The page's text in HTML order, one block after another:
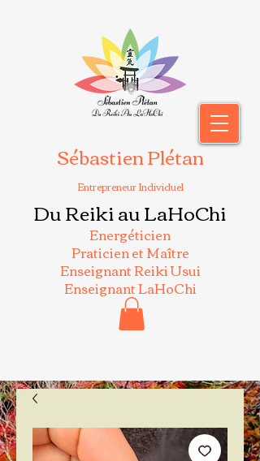
Sébastien Plétan
Entrepreneur Individuel
Du Reiki au LaHoChi
Energéticien
Praticien et Maître
Enseignant Reiki Usui
Enseignant LaHoChi